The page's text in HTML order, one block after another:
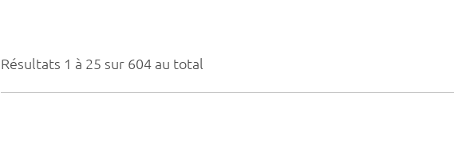
Résultats 1 à 25 sur 604 au total